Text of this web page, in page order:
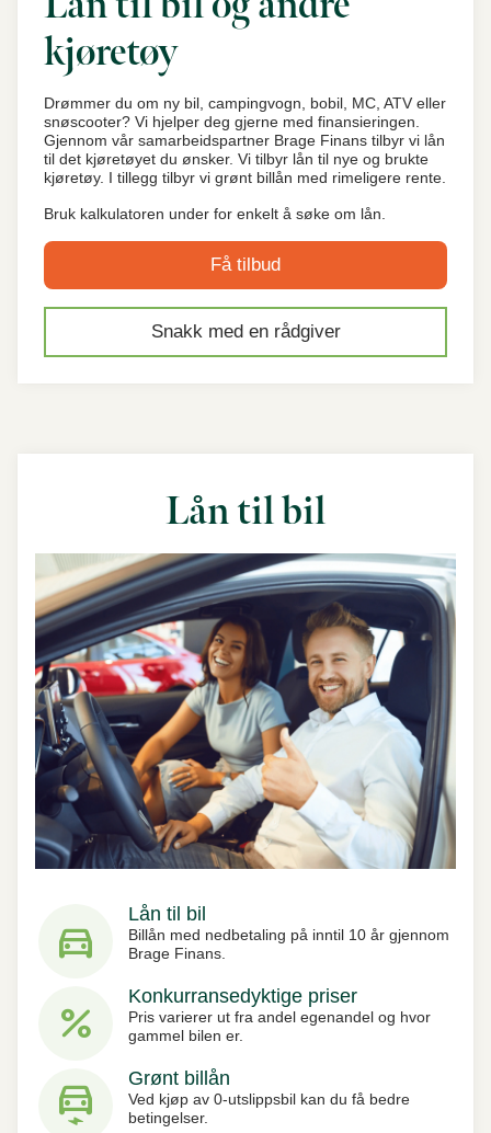
kjøretøy
Drømmer du om ny bil, campingvogn, bobil, MC, ATV eller
snøscooter? Vi hjelper deg gjerne med finansieringen.
Gjennom vår samarbeidspartner Brage Finans tilbyr vi lån
til det kjøretøyet du ønsker. Vi tilbyr lån til nye og brukte
kjøretøy. I tillegg tilbyr vi grønt billån med rimeligere rente.
Bruk kalkulatoren under for enkelt å søke om lån.
Snakk med en rådgiver
Få tilbud
Lån til bil
directions_car
Lån til bil
Billån med nedbetaling på inntil 10 år gjennom
Brage Finans.
percent
Konkurransedyktige priser
Pris varierer ut fra andel egenandel og hvor
gammel bilen er.
electric_car
Grønt billån
Ved kjøp av 0-utslippsbil kan du få bedre
betingelser.